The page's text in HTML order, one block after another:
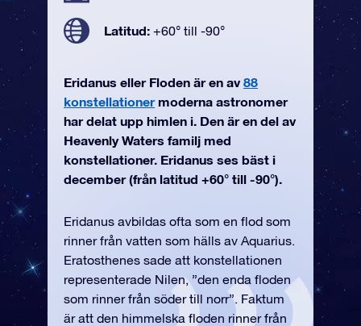
Latitud: +60° till -90°
Eridanus eller Floden är en av 88
konstellationermoderna astronomer
har delat upp himlen i. Den är en del av
Heavenly Waters familj med
konstellationer. Eridanus ses bäst i
december (från latitud +60° till -90°).
Eridanus avbildas ofta som en flod som
rinner från vatten som hälls av Aquarius.
Eratosthenes sade att konstellationen
representerade Nilen, ”den enda floden
som rinner från söder till norr”. Faktum
är att den himmelska floden rinner från